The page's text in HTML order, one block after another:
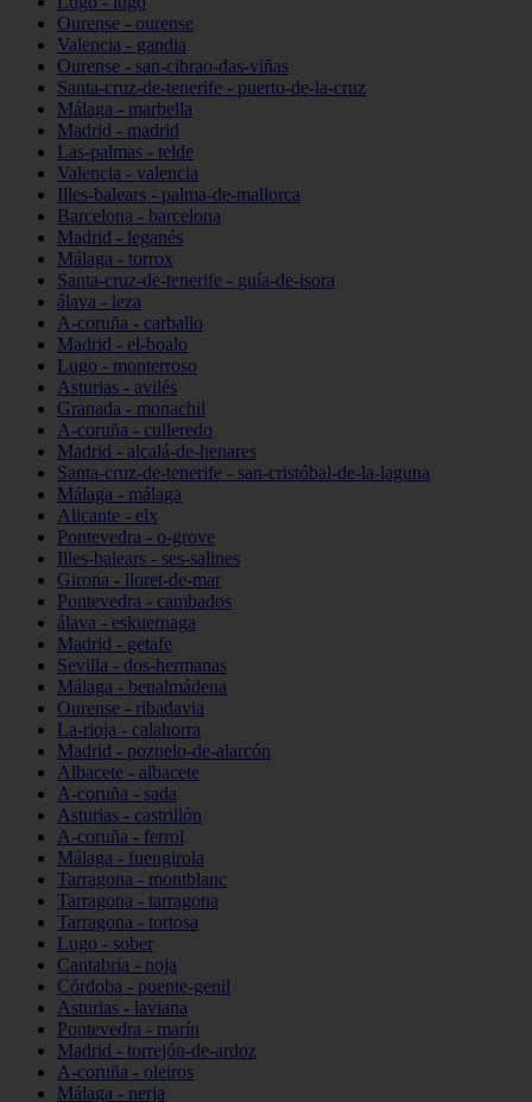
Ourense - ourense
Valencia - gandia
Ourense - san-cibrao-das-viñas
Santa-cruz-de-tenerife - puerto-de-la-cruz
Málaga - marbella
Madrid - madrid
Las-palmas - telde
Valencia - valencia
Illes-balears - palma-de-mallorca
Barcelona - barcelona
Madrid - leganés
Málaga - torrox
Santa-cruz-de-tenerife - guía-de-isora
álava - leza
A-coruña - carballo
Madrid - el-boalo
Lugo - monterroso
Asturias - avilés
Granada - monachil
A-coruña - culleredo
Madrid - alcalá-de-henares
Santa-cruz-de-tenerife - san-cristóbal-de-la-laguna
Málaga - málaga
Alicante - elx
Pontevedra - o-grove
Illes-balears - ses-salines
Girona - lloret-de-mar
Pontevedra - cambados
álava - eskuernaga
Madrid - getafe
Sevilla - dos-hermanas
Málaga - benalmádena
Ourense - ribadavia
La-rioja - calahorra
Madrid - pozuelo-de-alarcón
Albacete - albacete
A-coruña - sada
Asturias - castrillón
A-coruña - ferrol
Málaga - fuengirola
Tarragona - montblanc
Tarragona - tarragona
Tarragona - tortosa
Lugo - sober
Cantabria - noja
Córdoba - puente-genil
Asturias - laviana
Pontevedra - marín
Madrid - torrejón-de-ardoz
A-coruña - oleiros
Málaga - nerja